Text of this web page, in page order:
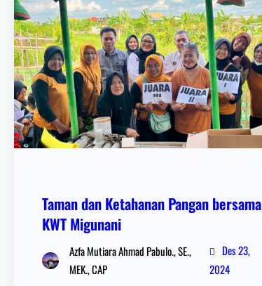
Taman dan Ketahanan Pangan bersama
KWT Migunani
Azfa Mutiara Ahmad Pabulo., SE.,
MEK., CAP
Des 23,
2024